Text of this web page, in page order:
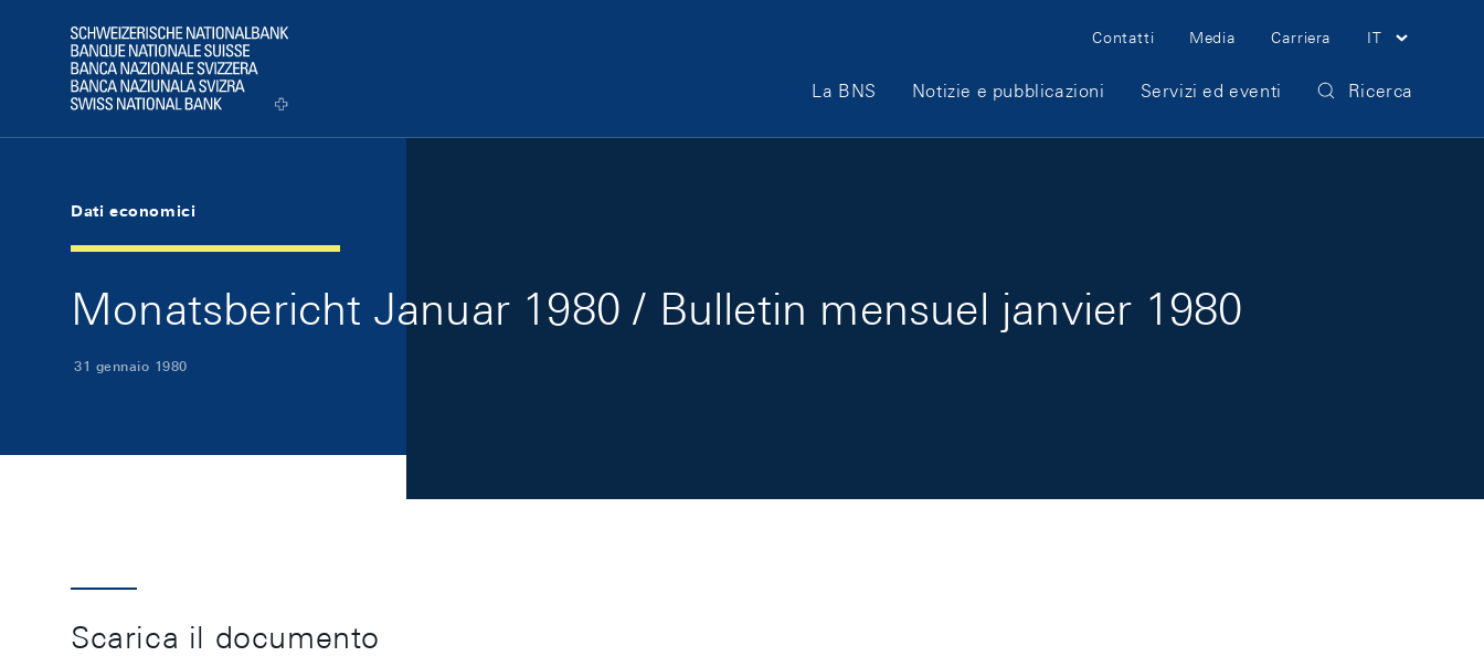
Logo
Meta Navigation
Contatti Media Carriera IT
Main Navigation
La BNS Notizie e pubblicazioni Servizi ed eventi Ricerca
Dati economici
Monatsbericht Januar 1980 / Bulletin mensuel janvier 1980
31 gennaio 1980
Scarica il documento